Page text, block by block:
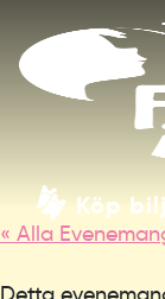
Köp
« Alla